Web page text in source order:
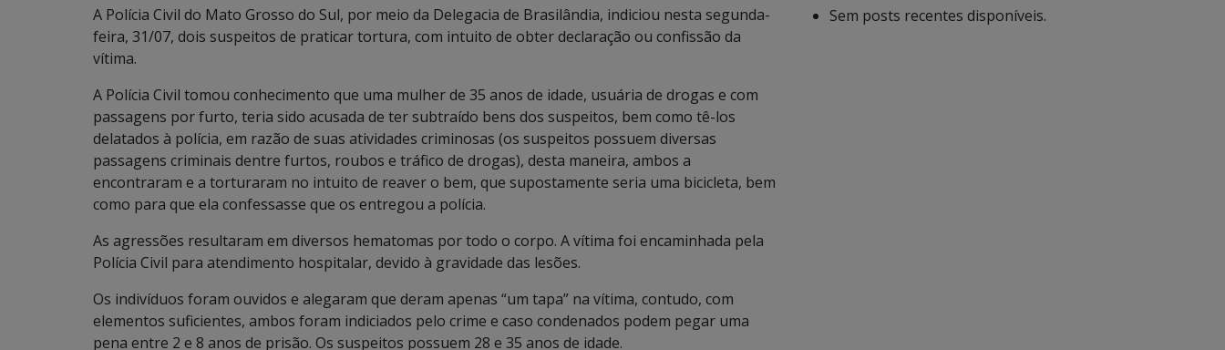
A Polícia Civil do Mato Grosso do Sul, por meio da Delegacia de Brasilândia, indiciou nesta segunda-
feira, 31/07, dois suspeitos de praticar tortura, com intuito de obter declaração ou confissão da
vítima.
A Polícia Civil tomou conhecimento que uma mulher de 35 anos de idade, usuária de drogas e com
passagens por furto, teria sido acusada de ter subtraído bens dos suspeitos, bem como tê-los
delatados à polícia, em razão de suas atividades criminosas (os suspeitos possuem diversas
passagens criminais dentre furtos, roubos e tráfico de drogas), desta maneira, ambos a
encontraram e a torturaram no intuito de reaver o bem, que supostamente seria uma bicicleta, bem
como para que ela confessasse que os entregou a polícia.
As agressões resultaram em diversos hematomas por todo o corpo. A vítima foi encaminhada pela
Polícia Civil para atendimento hospitalar, devido à gravidade das lesões.
Os indivíduos foram ouvidos e alegaram que deram apenas “um tapa” na vítima, contudo, com
elementos suficientes, ambos foram indiciados pelo crime e caso condenados podem pegar uma
pena entre 2 e 8 anos de prisão. Os suspeitos possuem 28 e 35 anos de idade.
Sem posts recentes disponíveis.